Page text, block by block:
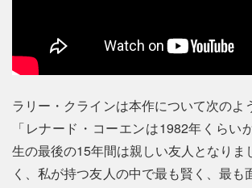
ラリー・クラインは本作について次のよ
「レナード・コーエンは1982年くらい
生の最後の15年間は親しい友人となりま
く、私が持つ友人の中で最も賢く、最も